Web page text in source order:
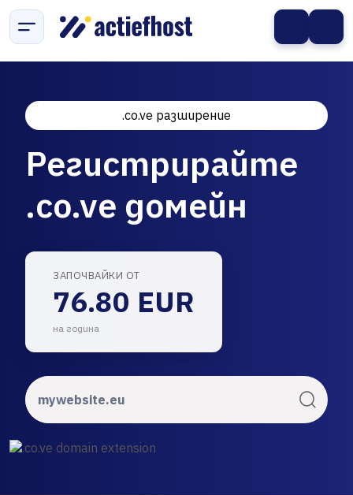
.co.ve разширение
Регистрирайте
.co.ve домейн
ЗАПОЧВАЙКИ ОТ
76.80 EUR
на година